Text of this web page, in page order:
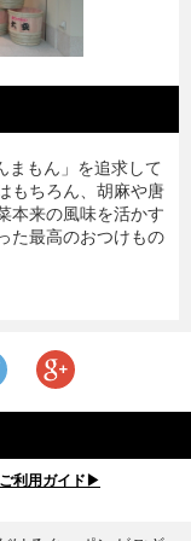
まもん」を追求して
もちろん、胡麻や唐
本来の風味を活かす
た最高のおつけもの
ご利用ガイド▶︎